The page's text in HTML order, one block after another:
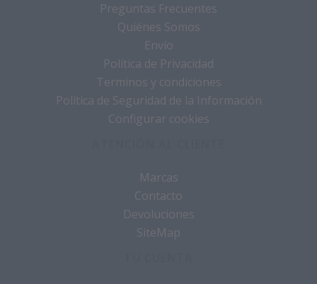
Preguntas Frecuentes
Quiénes Somos
Envío
Política de Privacidad
Terminos y condiciones
Política de Seguridad de la Información
Configurar cookies
Marcas
Contacto
Devoluciones
SiteMap